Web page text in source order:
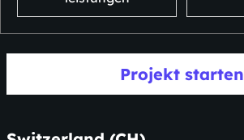
Projekt starten